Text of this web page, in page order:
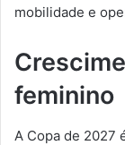
mobilidade e
feminino
A Copa de 2027